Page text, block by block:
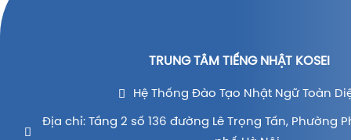
TRUNG TÂM TIẾNG NHẬT KOSEI
Hệ Thống Đào Tạo Nhật Ngữ Toàn
Địa chỉ: Tầng 2 số 136 đường Lê Trọng Tấn, Phường